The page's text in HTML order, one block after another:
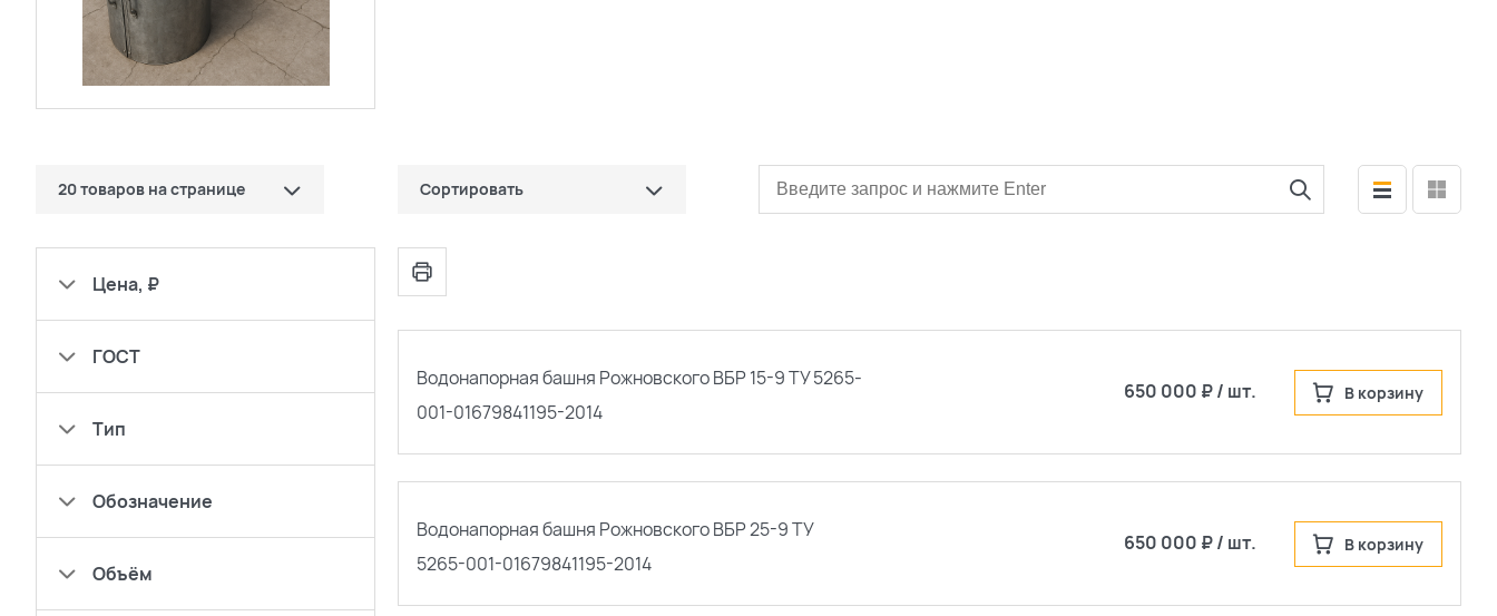
20 товаров на странице
10 товаров
20 товаров
30 товаров
Сортировать
по цене (сначала дешевые)
по цене (сначала дорогие)
сначала новые
Цена, ₽
ГОСТ
Тип
Обозначение
Объём
Водонапорная башня Рожновского ВБР 15-9 ТУ 5265-
001-01679841195-2014
650 000 ₽ / шт. В корзину
Водонапорная башня Рожновского ВБР 25-9 ТУ
5265-001-01679841195-2014
650 000 ₽ / шт. В корзину